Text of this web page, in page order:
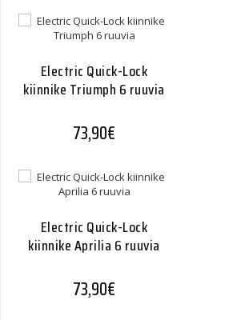
Electric Quick-Lock
kiinnike Triumph 6 ruuvia
73,90€
Electric Quick-Lock
kiinnike Aprilia 6 ruuvia
73,90€